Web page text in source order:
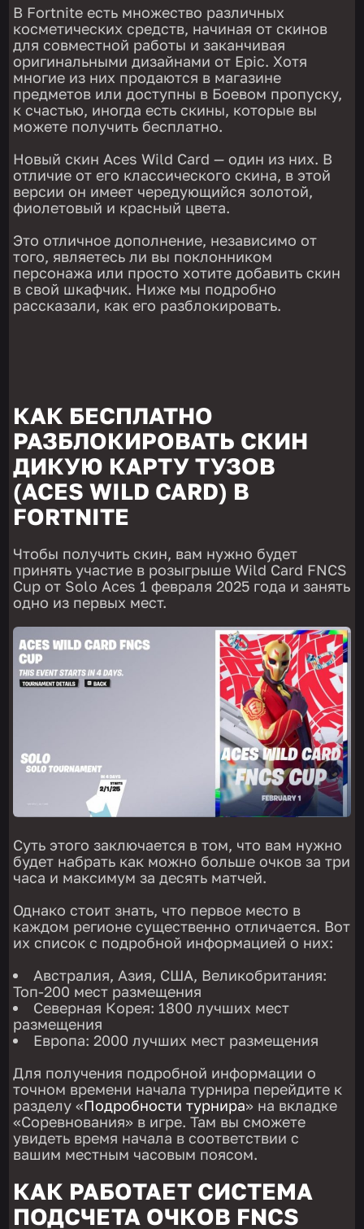
В Fortnite есть множество различных
косметических средств, начиная от скинов
для совместной работы и заканчивая
оригинальными дизайнами от Epic. Хотя
многие из них продаются в магазине
предметов или доступны в Боевом пропуску,
к счастью, иногда есть скины, которые вы
можете получить бесплатно.
Новый скин Aces Wild Card — один из них. В
отличие от его классического скина, в этой
версии он имеет чередующийся золотой,
фиолетовый и красный цвета.
Это отличное дополнение, независимо от
того, являетесь ли вы поклонником
персонажа или просто хотите добавить скин
в свой шкафчик. Ниже мы подробно
рассказали, как его разблокировать.
КАК БЕСПЛАТНО
РАЗБЛОКИРОВАТЬ СКИН
ДИКУЮ КАРТУ ТУЗОВ
(ACES WILD CARD) В
FORTNITE
Чтобы получить скин, вам нужно будет
принять участие в розыгрыше Wild Card FNCS
Cup от Solo Aces 1 февраля 2025 года и занять
одно из первых мест.
Суть этого заключается в том, что вам нужно
будет набрать как можно больше очков за три
часа и максимум за десять матчей.
Однако стоит знать, что первое место в
каждом регионе существенно отличается. Вот
их список с подробной информацией о них:
Австралия, Азия, США, Великобритания:
Топ-200 мест размещения
Северная Корея: 1800 лучших мест
размещения
Европа: 2000 лучших мест размещения
Для получения подробной информации о
точном времени начала турнира перейдите к
разделу «Подробности турнира» на вкладке
«Соревнования» в игре. Там вы сможете
увидеть время начала в соответствии с
вашим местным часовым поясом.
КАК РАБОТАЕТ СИСТЕМА
ПОДСЧЕТА ОЧКОВ FNCS